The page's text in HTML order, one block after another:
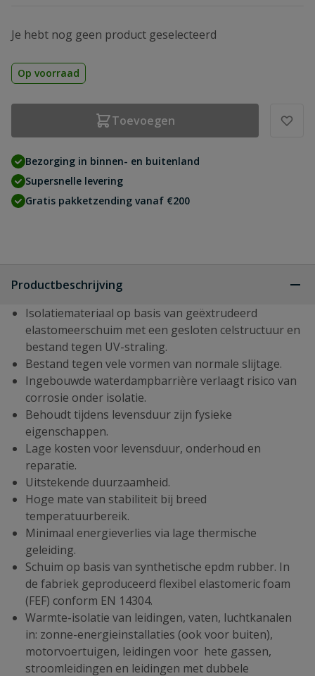
Je hebt nog geen product geselecteerd
Op voorraad
Toevoegen
Bezorging in binnen- en buitenland
Supersnelle levering
Gratis pakketzending vanaf €200
Productbeschrijving
Isolatiemateriaal op basis van geëxtrudeerd
elastomeerschuim met een gesloten celstructuur en
bestand tegen UV-straling.
Bestand tegen vele vormen van normale slijtage.
Ingebouwde waterdampbarrière verlaagt risico van
corrosie onder isolatie.
Behoudt tijdens levensduur zijn fysieke
eigenschappen.
Lage kosten voor levensduur, onderhoud en
reparatie.
Uitstekende duurzaamheid.
Hoge mate van stabiliteit bij breed
temperatuurbereik.
Minimaal energieverlies via lage thermische
geleiding.
Schuim op basis van synthetische epdm rubber. In
de fabriek geproduceerd flexibel elastomeric foam
(FEF) conform EN 14304.
Warmte-isolatie van leidingen, vaten, luchtkanalen
in: zonne-energieinstallaties (ook voor buiten),
motorvoertuigen, leidingen voor hete gassen,
stroomleidingen en leidingen met dubbele